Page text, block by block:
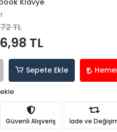
Klavye
TL
TL
Sepete Ekle
Güvenli Alışveriş İade ve